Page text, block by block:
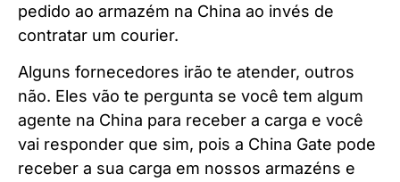
pedido ao armazém na China ao invés de
contratar um courier.
Alguns fornecedores irão te atender, outros
não. Eles vão te pergunta se você tem algum
agente na China para receber a carga e você
vai responder que sim, pois a China Gate pode
receber a sua carga em nossos armazéns e